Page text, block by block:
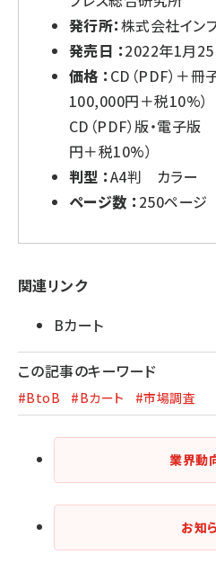
発行所：株式会社イン
発売日 ：2022年1月25
価格 ：CD（PDF）＋
100,000円＋税10%）
CD（PDF）版・電子
円＋税10%）
判型 ：A4判 カラー
ページ数 ：250ページ
関連リンク
Bカート
この記事のキーワード
#BtoB #Bカート #市場調査
業界動
お知